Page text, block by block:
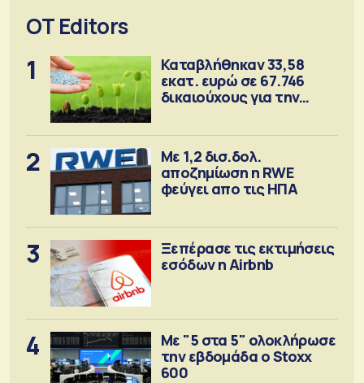
OT Editors
1
Καταβλήθηκαν 33,58
εκατ. ευρώ σε 67.746
δικαιούχους για την
2
Με 1,2 δισ.δολ.
αποζημίωση η RWE
φεύγει απο τις ΗΠΑ
3
Ξεπέρασε τις εκτιμήσεις
εσόδων η Airbnb
4
Με "5 στα 5" ολοκλήρωσε
την εβδομάδα ο Stoxx
600